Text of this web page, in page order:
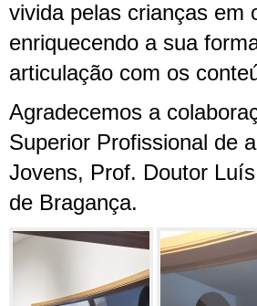
vivida pelas crianças em
enriquecendo a sua
articulação com os
Agradecemos a
Superior Profissional de
Jovens, Prof. Doutor
de Bragança.